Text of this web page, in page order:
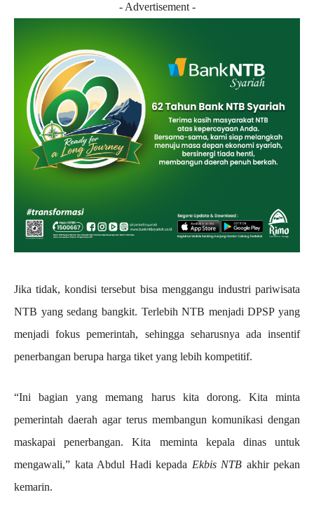
- Advertisement -
Jika tidak, kondisi tersebut bisa menggangu industri pariwisata
NTB yang sedang bangkit. Terlebih NTB menjadi DPSP yang
menjadi fokus pemerintah, sehingga seharusnya ada insentif
penerbangan berupa harga tiket yang lebih kompetitif.
“Ini bagian yang memang harus kita dorong. Kita minta
pemerintah daerah agar terus membangun komunikasi dengan
maskapai penerbangan. Kita meminta kepala dinas untuk
mengawali,” kata Abdul Hadi kepada Ekbis NTB akhir pekan
kemarin.